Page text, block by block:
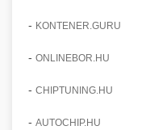
- KONTENER.GURU
- ONLINEBOR.HU
- CHIPTUNING.HU
- AUTOCHIP.HU